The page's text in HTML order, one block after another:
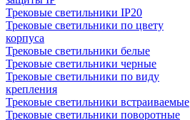
Трековые светильники IP20
Трековые светильники по цвету
корпуса
Трековые светильники белые
Трековые светильники черные
Трековые светильники по виду
крепления
Трековые светильники встраиваемые
Трековые светильники поворотные